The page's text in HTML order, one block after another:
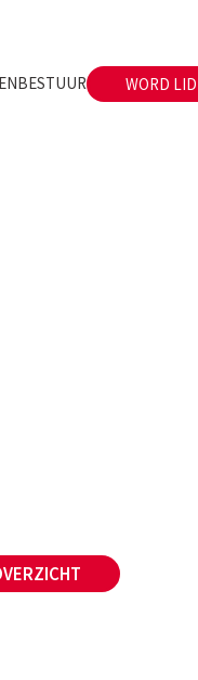
BESTUUR WORD LID